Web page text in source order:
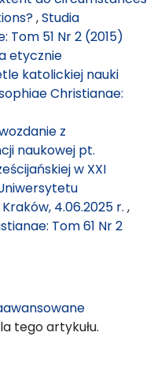
,Studia
Tom 51 Nr 2 (2015)
etycznie
katolickiej nauki
Christianae:
z
naukowej pt.
w XXI
4.06.2025 r. ,
Tom 61 Nr 2
tego artykułu.